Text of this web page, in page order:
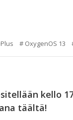
OxygenOS 13
kello
täältä!